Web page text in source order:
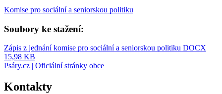
Komise pro sociální a seniorskou politiku
Soubory ke stažení:
Zápis z jednání komise pro sociální a seniorskou politiku DOCX
15,98 KB
Psáry.cz | Oficiální stránky obce
Kontakty